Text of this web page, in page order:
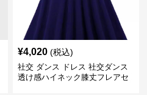
¥4,020 (税込)
社交 ダンス ドレス 社交ダンス
透け感ハイネック膝丈フレアセ